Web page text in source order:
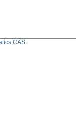
CAS